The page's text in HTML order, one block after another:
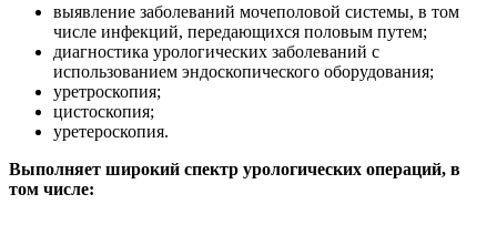
выявление заболеваний мочеполовой системы, в том
числе инфекций, передающихся половым путем;
диагностика урологических заболеваний с
использованием эндоскопического оборудования;
уретроскопия;
цистоскопия;
уретероскопия.
Выполняет широкий спектр урологических операций, в
том числе: